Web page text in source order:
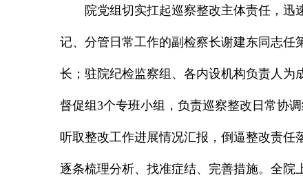
院党组切实扛起巡察整改主体责任，
记、分管日常工作的副检察长谢建东同志任
长；驻院纪检监察组、各内设机构负责人
督促组3个专班小组，负责巡察整改日常协
听取整改工作进展情况汇报，倒逼整改责任
逐条梳理分析、找准症结、完善措施。全院